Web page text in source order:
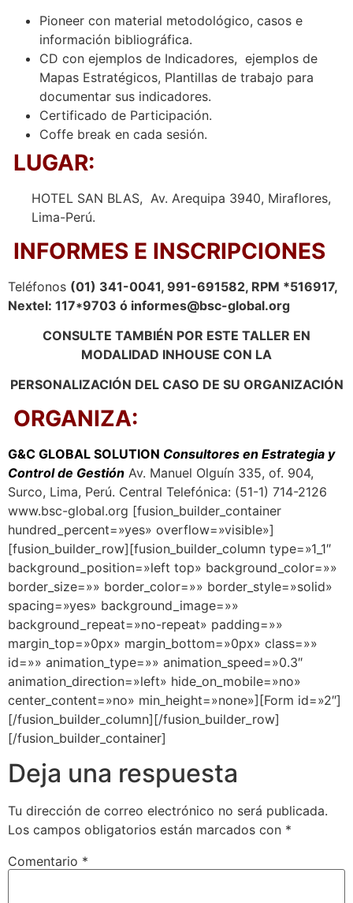
Pioneer con material metodológico, casos e
información bibliográfica.
CD con ejemplos de Indicadores, ejemplos de
Mapas Estratégicos, Plantillas de trabajo para
documentar sus indicadores.
Certificado de Participación.
Coffe break en cada sesión.
LUGAR:
HOTEL SAN BLAS, Av. Arequipa 3940, Miraflores,
Lima-Perú.
INFORMES E INSCRIPCIONES
Teléfonos (01) 341-0041, 991-691582, RPM *516917,
Nextel: 117*9703 ó informes@bsc-global.org
CONSULTE TAMBIÉN POR ESTE TALLER EN
MODALIDAD INHOUSE CON LA
PERSONALIZACIÓN DEL CASO DE SU ORGANIZACIÓN
ORGANIZA:
G&C GLOBAL SOLUTION Consultores en Estrategia y
Control de Gestión Av. Manuel Olguín 335, of. 904,
Surco, Lima, Perú. Central Telefónica: (51-1) 714-2126
www.bsc-global.org [fusion_builder_container
hundred_percent=»yes» overflow=»visible»]
[fusion_builder_row][fusion_builder_column type=»1_1″
background_position=»left top» background_color=»»
border_size=»» border_color=»» border_style=»solid»
spacing=»yes» background_image=»»
background_repeat=»no-repeat» padding=»»
margin_top=»0px» margin_bottom=»0px» class=»»
id=»» animation_type=»» animation_speed=»0.3″
animation_direction=»left» hide_on_mobile=»no»
center_content=»no» min_height=»none»][Form id=»2″]
[/fusion_builder_column][/fusion_builder_row]
[/fusion_builder_container]
Deja una respuesta
Tu dirección de correo electrónico no será publicada.
Los campos obligatorios están marcados con *
Comentario *